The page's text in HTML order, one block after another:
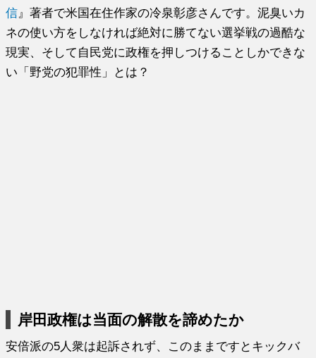
信 』著者で米国在住作家の冷泉彰彦さんです。泥臭いカ
ネの使い方をしなければ絶対に勝てない選挙戦の過酷な
現実、そして自民党に政権を押しつけることしかできな
い「野党の犯罪性」とは？
岸田政権は当面の解散を諦めたか
安倍派の5人衆は起訴されず、このままですとキックバ